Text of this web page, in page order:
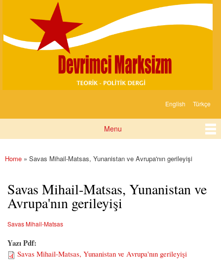
content
Marksizm
English Türkçe
Menu
You are here
Home » Savas Mihail-Matsas, Yunanistan ve Avrupa'nın gerileyişi
Savas Mihail-Matsas, Yunanistan ve
Avrupa'nın gerileyişi
Savas Mihail-Matsas
Yazı Pdf:
Savas Mihail-Matsas, Yunanistan ve Avrupa'nın gerileyişi